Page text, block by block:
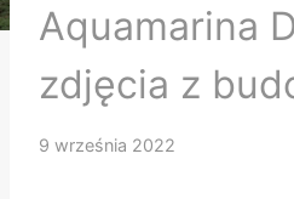
Aquamarina
zdjęcia z
9 września 2022